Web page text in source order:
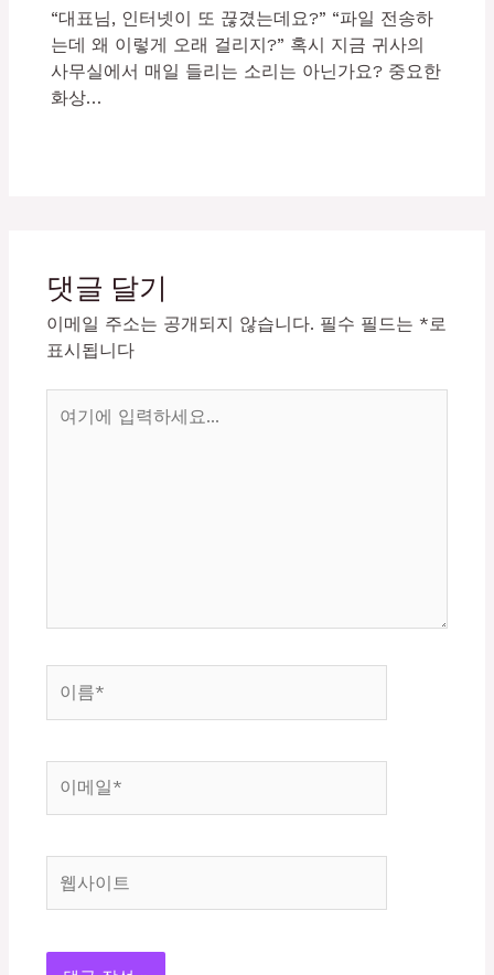
“대표님, 인터넷이 또 끊겼는데요?” “파일 전송하
는데 왜 이렇게 오래 걸리지?” 혹시 지금 귀사의
사무실에서 매일 들리는 소리는 아닌가요? 중요한
화상…
댓글 달기
이메일 주소는 공개되지 않습니다. 필수 필드는 *로
표시됩니다
*
트